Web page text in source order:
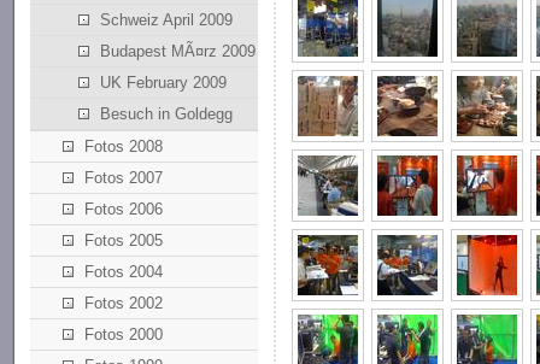
Schweiz April 2009
Budapest MÃ¤rz 2009
UK February 2009
Besuch in Goldegg
Fotos 2008
Fotos 2007
Fotos 2006
Fotos 2005
Fotos 2004
Fotos 2002
Fotos 2000